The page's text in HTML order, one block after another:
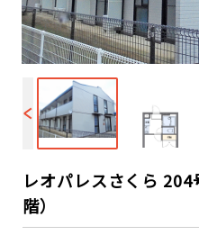
レオパレスさくら
階）